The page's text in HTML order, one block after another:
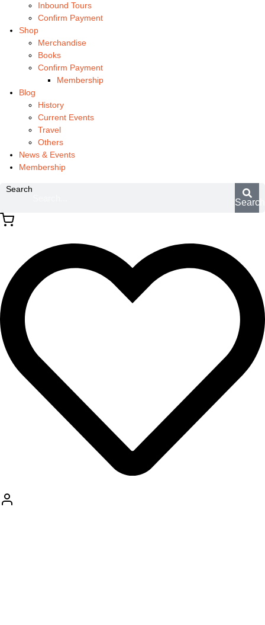
Inbound Tours
Confirm Payment
Shop
Merchandise
Books
Confirm Payment
Membership
Blog
History
Current Events
Travel
Others
News & Events
Membership
Search
Search